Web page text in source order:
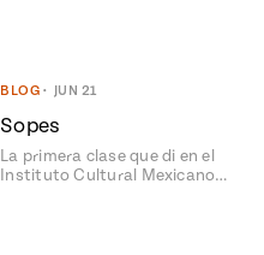
BLOG • JUN 21
Sopes
La primera clase que di en el
Instituto Cultural Mexicano…